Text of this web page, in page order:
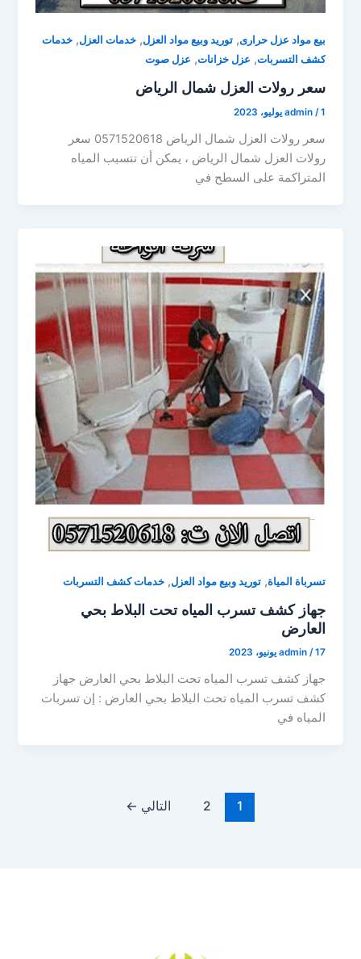
بيع مواد عزل حرارى,توريد وبيع مواد العزل,خدمات العزل,خدمات
كشف التسربات, عزل خزانات, عزل صوت
سعر رولات العزل شمال الرياض
admin /1 يوليو، 2023
سعر رولات العزل شمال الرياض 0571520618 سعر
رولات العزل شمال الرياض ، يمكن أن تتسبب المياه
المتراكمة على السطح في
تسرباة المياة,توريد وبيع مواد العزل,خدمات كشف التسربات
جهاز كشف تسرب المياه تحت البلاط بحي
العارض
admin /17 يونيو، 2023
جهاز كشف تسرب المياه تحت البلاط بحي العارض جهاز
كشف تسرب المياه تحت البلاط بحي العارض : إن تسربات
المياه في
1
2 التالي ←